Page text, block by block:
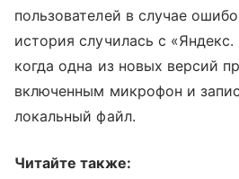
пользователей в случае
история случилась с
когда одна из новых версий
включенным микрофон и
локальный файл.
Читайте также: